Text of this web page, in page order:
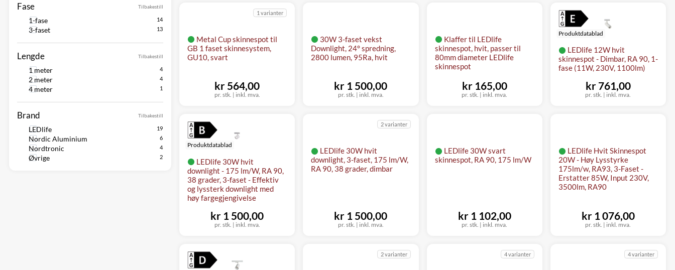
Tilbakestill
Fase
1-fase
3-faset
Tilbakestill
Lengde
1 meter
2 meter
4 meter
Tilbakestill
Brand
LEDlife
Nordic Aluminium
Nordtronic
Øvrige
Metal Cup skinnespot til
GB 1 faset skinnesystem,
GU10, svart
1 varianter
pr. stk. | inkl. mva.
kr 564,00
30W 3-faset vekst
Downlight, 24° spredning,
2800 lumen, 95Ra, hvit
pr. stk. | inkl. mva.
kr 1 500,00
Klaffer til LEDlife
skinnespot, hvit, passer til
80mm diameter LEDlife
skinnespot
pr. stk. | inkl. mva.
kr 165,00
LEDlife 12W hvit
skinnespot - Dimbar, RA 90, 1-
fase (11W, 230V, 1100lm)
Produktdatablad
pr. stk. | inkl. mva.
kr 761,00
LEDlife 30W hvit
downlight - 175 lm/W, RA 90,
38 grader, 3-faset - Effektiv
og lyssterk downlight med
høy fargegjengivelse
Produktdatablad
pr. stk. | inkl. mva.
kr 1 500,00
LEDlife 30W hvit
downlight, 3-faset, 175 lm/W,
RA 90, 38 grader, dimbar
2 varianter
pr. stk. | inkl. mva.
kr 1 500,00
LEDlife 30W svart
skinnespot, RA 90, 175 lm/W
pr. stk. | inkl. mva.
kr 1 102,00
LEDlife Hvit Skinnespot
20W - Høy Lysstyrke
175lm/w, RA93, 3-Faset -
Erstatter 85W, Input 230V,
3500lm, RA90
pr. stk. | inkl. mva.
kr 1 076,00
2 varianter 4 varianter 4 varianter